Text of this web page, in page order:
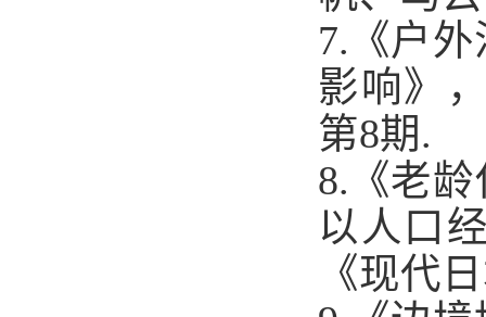
7. 《户
影响》
第8期.
8. 《老
以人口
《现代